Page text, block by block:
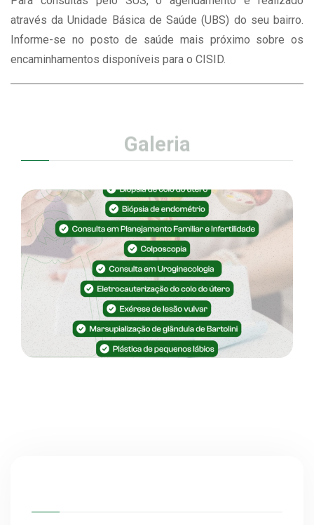
através da Unidade Básica de Saúde (UBS) do seu bairro.
Informe-se no posto de saúde mais próximo sobre os
encaminhamentos disponíveis para o CISID.
Galeria